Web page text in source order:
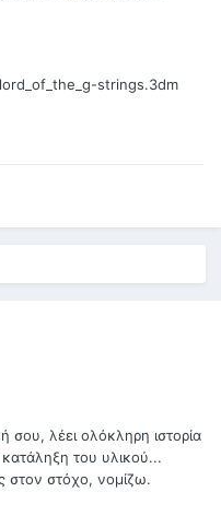
strings.3dm
σου, λέει ολόκληρη ιστορία
του υλικού...
στον στόχο, νομίζω.